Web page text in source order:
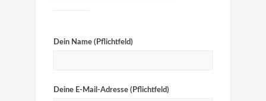
Dein Name (Pflichtfeld)
Deine E-Mail-Adresse (Pflichtfeld)